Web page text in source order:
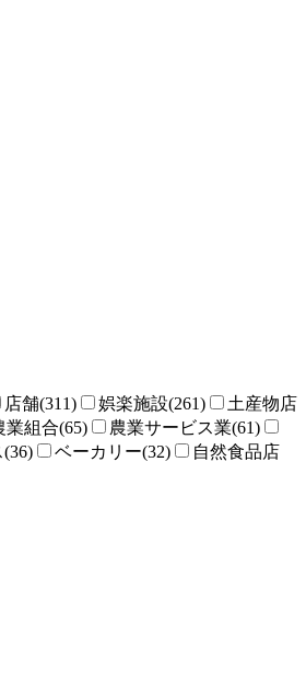
店舗(311) 娯楽施設(261)
土産物店
業組合(65)
農業サービス業(61)
ベーカリー(32)
自然食品店